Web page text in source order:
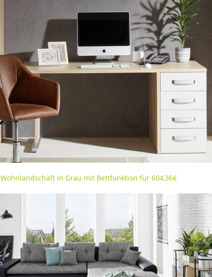
Wohnlandschaft in Grau mit Bettfunktion für 604,36€